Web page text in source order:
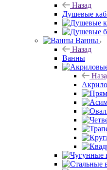
Назад
Душевые
Ванны
Назад
Ванны